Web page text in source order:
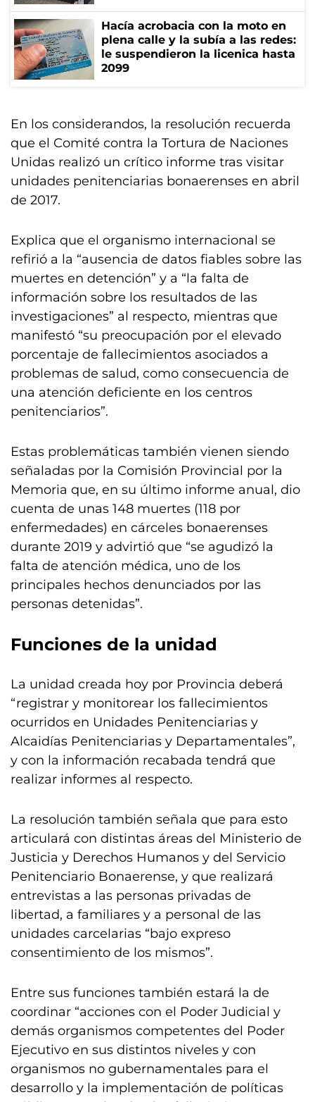
Hacía acrobacia con la moto en
plena calle y la subía a las redes:
le suspendieron la licenica hasta
2099
En los considerandos, la resolución recuerda
que el Comité contra la Tortura de Naciones
Unidas realizó un crítico informe tras visitar
unidades penitenciarias bonaerenses en abril
de 2017.
Explica que el organismo internacional se
refirió a la “ausencia de datos fiables sobre las
muertes en detención” y a “la falta de
información sobre los resultados de las
investigaciones” al respecto, mientras que
manifestó “su preocupación por el elevado
porcentaje de fallecimientos asociados a
problemas de salud, como consecuencia de
una atención deficiente en los centros
penitenciarios”.
Estas problemáticas también vienen siendo
señaladas por la Comisión Provincial por la
Memoria que, en su último informe anual, dio
cuenta de unas 148 muertes (118 por
enfermedades) en cárceles bonaerenses
durante 2019 y advirtió que “se agudizó la
falta de atención médica, uno de los
principales hechos denunciados por las
personas detenidas”.
Funciones de la unidad
La unidad creada hoy por Provincia deberá
“registrar y monitorear los fallecimientos
ocurridos en Unidades Penitenciarias y
Alcaidías Penitenciarias y Departamentales”,
y con la información recabada tendrá que
realizar informes al respecto.
La resolución también señala que para esto
articulará con distintas áreas del Ministerio de
Justicia y Derechos Humanos y del Servicio
Penitenciario Bonaerense, y que realizará
entrevistas a las personas privadas de
libertad, a familiares y a personal de las
unidades carcelarias “bajo expreso
consentimiento de los mismos”.
Entre sus funciones también estará la de
coordinar “acciones con el Poder Judicial y
demás organismos competentes del Poder
Ejecutivo en sus distintos niveles y con
organismos no gubernamentales para el
desarrollo y la implementación de políticas